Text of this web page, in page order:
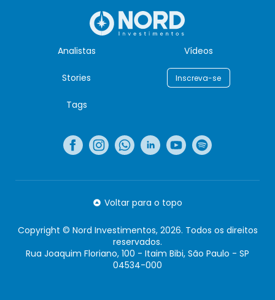
Analistas Vídeos
Stories Inscreva-se
Tags
Voltar para o topo
Copyright © Nord Investimentos, 2026. Todos os direitos
reservados.
Rua Joaquim Floriano, 100 - Itaim Bibi, São Paulo - SP
04534-000